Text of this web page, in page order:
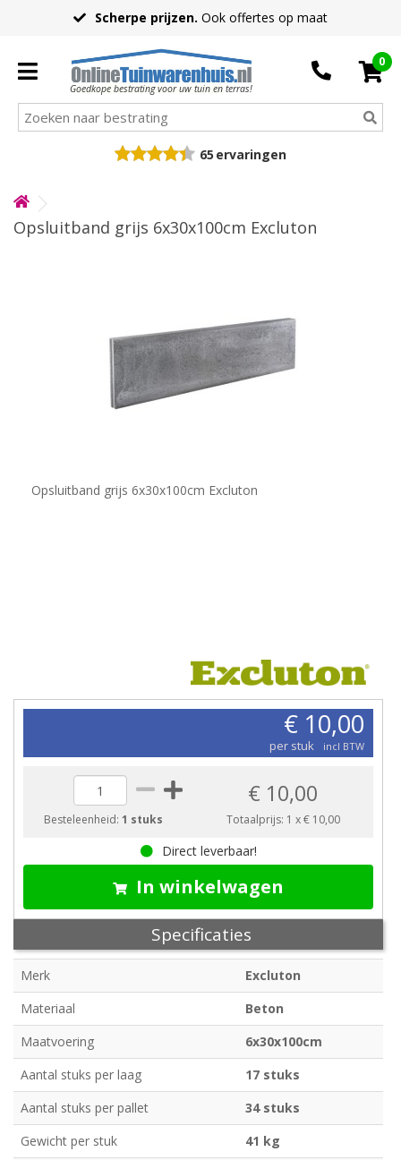
Scherpe prijzen. Ook offertes op maat
Goedkope bestrating voor uw tuin en terras!
0
65 ervaringen
Opsluitband grijs 6x30x100cm Excluton
Opsluitband grijs 6x30x100cm Excluton
€ 10,00
per stuk incl BTW
Besteleenheid:1 stuks
€ 10,00
Totaalprijs: 1 x€ 10,00
Direct leverbaar!
In winkelwagen
Specificaties
Merk
Excluton
Materiaal
Beton
Maatvoering
6x30x100cm
Aantal stuks per laag
17 stuks
Aantal stuks per pallet
34 stuks
Gewicht per stuk
41 kg